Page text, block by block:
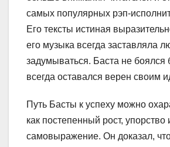
самых популярных рэп-
Его тексты истиная
его музыка всегда заставляла
задумываться. Баста не боялся
всегда оставался верен своим
Путь Басты к успеху можно
как постепенный рост, упорство
самовыражение. Он доказал,